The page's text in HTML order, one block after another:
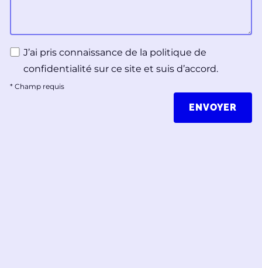
J’ai pris connaissance de la politique de
confidentialité sur ce site et suis d’accord.
* Champ requis